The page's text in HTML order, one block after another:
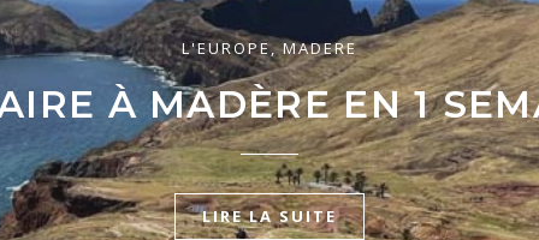
L'EUROPE,MADERE
À MADÈRE EN 1
LIRE LA SUITE
L'EUROPE LE PORTUGAL
EN ALGARVE :
LA CÔTE OUEST !
L'EUROPE LE PORTUGAL
EN ALGARVE :
MAGNIFIQUE CÔTE